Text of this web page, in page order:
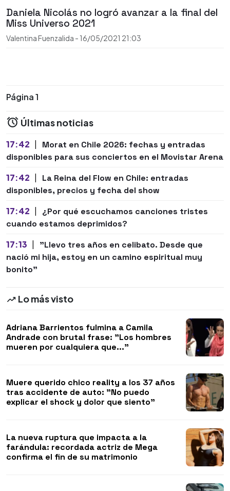
Daniela Nicolás no logró avanzar a la final del
Miss Universo 2021
Valentina Fuenzalida - 16/05/2021 21:03
Página 1
Últimas noticias
17:42
Morat en Chile 2026: fechas y entradas
disponibles para sus conciertos en el Movistar Arena
17:42
La Reina del Flow en Chile: entradas
disponibles, precios y fecha del show
17:42
¿Por qué escuchamos canciones tristes
cuando estamos deprimidos?
17:13
"Llevo tres años en celibato. Desde que
nació mi hija, estoy en un camino espiritual muy
bonito"
Lo más visto
Adriana Barrientos fulmina a Camila
Andrade con brutal frase: "Los hombres
mueren por cualquiera que..."
Muere querido chico reality a los 37 años
tras accidente de auto: "No puedo
explicar el shock y dolor que siento"
La nueva ruptura que impacta a la
farándula: recordada actriz de Mega
confirma el fin de su matrimonio